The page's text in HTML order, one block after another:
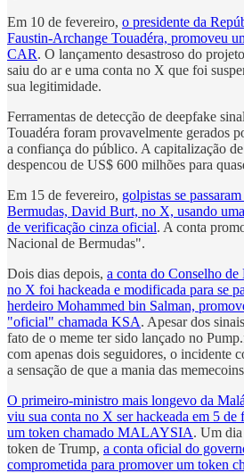
Em 10 de fevereiro, o presidente da
Faustin-Archange Touadéra, promoveu
CAR. O lançamento desastroso do
saiu do ar e uma conta no X que foi
sua legitimidade.
Ferramentas de detecção de deepfake
Touadéra foram provavelmente gerados
a confiança do público. A capitalização
despencou de US$ 600 milhões para
Em 15 de fevereiro, golpistas se
Bermudas, David Burt, no X, usando
de verificação cinza oficial. A conta
Nacional de Bermudas".
Dois dias depois, a conta do Conselho
no X foi hackeada e modificada para se
herdeiro Mohammed bin Salman,
"oficial" chamada KSA. Apesar dos
fato de o meme ter sido lançado no
com apenas dois seguidores, o incidente
a sensação de que a mania das
O primeiro-ministro mais longevo da
viu sua conta no X ser hackeada em 5 de
um token chamado MALAYSIA. Um
token de Trump, a conta oficial do
comprometida para promover um token